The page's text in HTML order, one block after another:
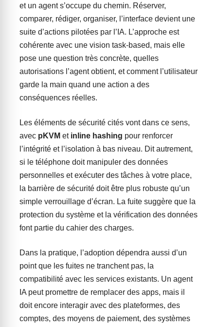
et un agent s’occupe du chemin. Réserver,
comparer, rédiger, organiser, l’interface devient une
suite d’actions pilotées par l’IA. L’approche est
cohérente avec une vision task-based, mais elle
pose une question très concrète, quelles
autorisations l’agent obtient, et comment l’utilisateur
garde la main quand une action a des
conséquences réelles.
Les éléments de sécurité cités vont dans ce sens,
avec pKVM et inline hashing pour renforcer
l’intégrité et l’isolation à bas niveau. Dit autrement,
si le téléphone doit manipuler des données
personnelles et exécuter des tâches à votre place,
la barrière de sécurité doit être plus robuste qu’un
simple verrouillage d’écran. La fuite suggère que la
protection du système et la vérification des données
font partie du cahier des charges.
Dans la pratique, l’adoption dépendra aussi d’un
point que les fuites ne tranchent pas, la
compatibilité avec les services existants. Un agent
IA peut promettre de remplacer des apps, mais il
doit encore interagir avec des plateformes, des
comptes, des moyens de paiement, des systèmes